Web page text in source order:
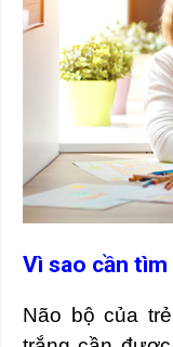
Vì sao cần tìm
Não bộ của